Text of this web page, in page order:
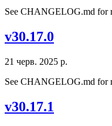
See CHANGELOG.md for
v30.17.0
21 черв. 2025 р.
See CHANGELOG.md for
v30.17.1